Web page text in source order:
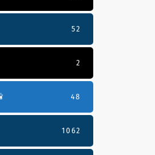
52
2
48
1062